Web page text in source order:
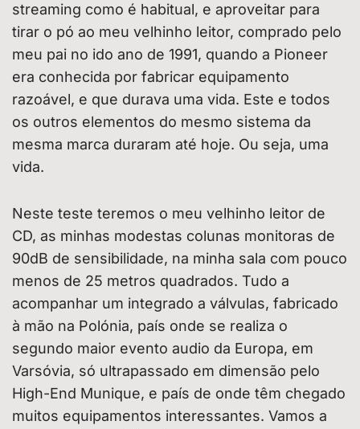
streaming como é habitual, e aproveitar para
tirar o pó ao meu velhinho leitor, comprado pelo
meu pai no ido ano de 1991, quando a Pioneer
era conhecida por fabricar equipamento
razoável, e que durava uma vida. Este e todos
os outros elementos do mesmo sistema da
mesma marca duraram até hoje. Ou seja, uma
vida.
Neste teste teremos o meu velhinho leitor de
CD, as minhas modestas colunas monitoras de
90dB de sensibilidade, na minha sala com pouco
menos de 25 metros quadrados. Tudo a
acompanhar um integrado a válvulas, fabricado
à mão na Polónia, país onde se realiza o
segundo maior evento audio da Europa, em
Varsóvia, só ultrapassado em dimensão pelo
High-End Munique, e país de onde têm chegado
muitos equipamentos interessantes. Vamos a